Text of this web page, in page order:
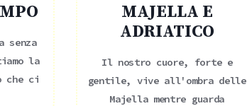
senza
la
che ci
MAJELLA E
ADRIATICO
Il nostro cuore, forte e
gentile, vive all'ombra delle
Majella mentre guarda